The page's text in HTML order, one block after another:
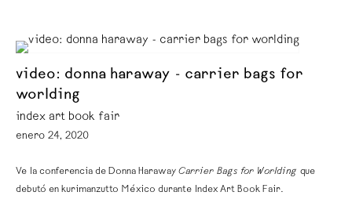
video: donna haraway - carrier bags for
worlding
index art book fair
enero 24, 2020
Ve la conferencia de Donna Haraway Carrier Bags for Worlding que
debutó en kurimanzutto México durante Index Art Book Fair.